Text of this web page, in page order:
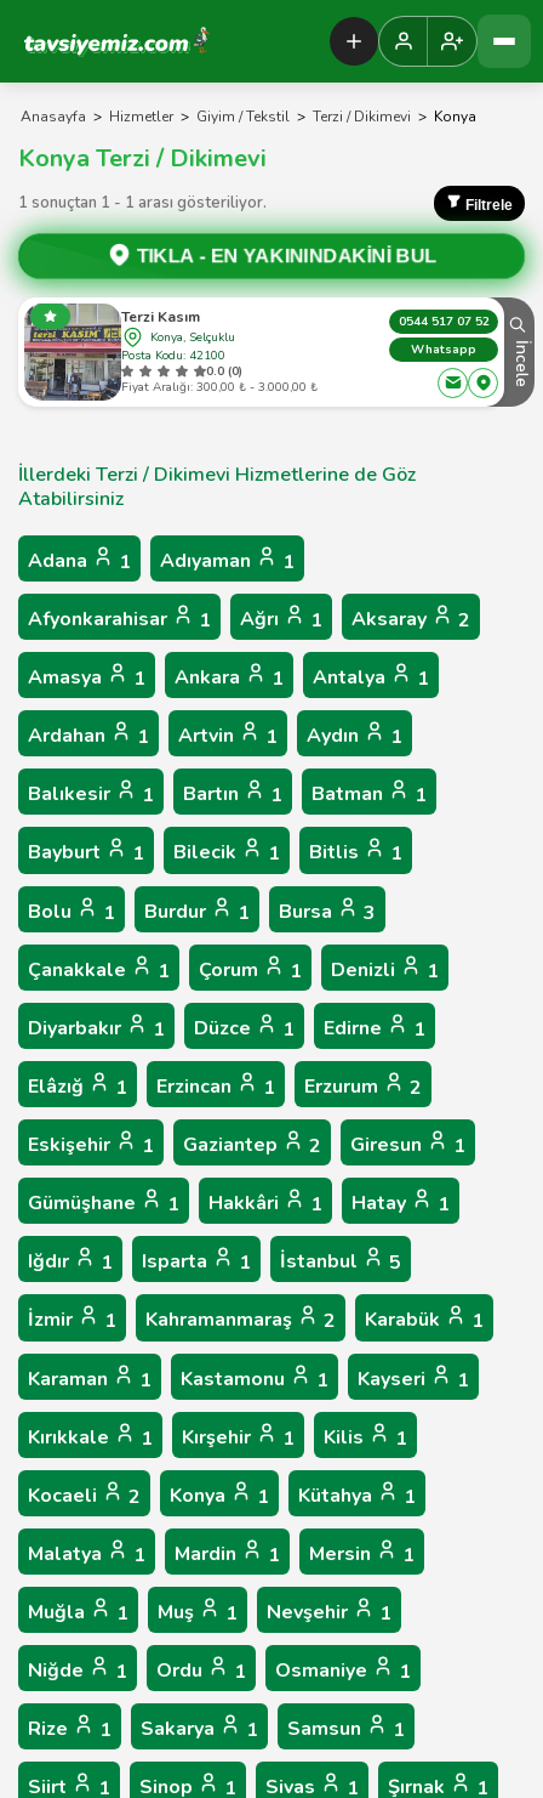
Tavsiyemiz Anasayfa
Anasayfa > Hizmetler > Giyim / Tekstil > Terzi / Dikimevi > Konya
Konya Terzi / Dikimevi
1 sonuçtan 1 - 1 arası gösteriliyor. Filtrele
TIKLA - EN YAKININDAKİNİ BUL
Terzi Kasım
Konya, Selçuklu
Posta Kodu: 42100
0.0 (0)
Fiyat Aralığı: 300,00 ₺ - 3.000,00 ₺
0544 517 07 52
Whatsapp
İncele
İllerdeki Terzi / Dikimevi Hizmetlerine de Göz
Atabilirsiniz
Adana 1 Adıyaman 1
Afyonkarahisar 1 Ağrı 1 Aksaray 2
Amasya 1 Ankara 1 Antalya 1
Ardahan 1 Artvin 1 Aydın 1
Balıkesir 1 Bartın 1 Batman 1
Bayburt 1 Bilecik 1 Bitlis 1
Bolu 1 Burdur 1 Bursa 3
Çanakkale 1 Çorum 1 Denizli 1
Diyarbakır 1 Düzce 1 Edirne 1
Elâzığ 1 Erzincan 1 Erzurum 2
Eskişehir 1 Gaziantep 2 Giresun 1
Gümüşhane 1 Hakkâri 1 Hatay 1
Iğdır 1 Isparta 1 İstanbul 5
İzmir 1 Kahramanmaraş 2 Karabük 1
Karaman 1 Kastamonu 1 Kayseri 1
Kırıkkale 1 Kırşehir 1 Kilis 1
Kocaeli 2 Konya 1 Kütahya 1
Malatya 1 Mardin 1 Mersin 1
Muğla 1 Muş 1 Nevşehir 1
Niğde 1 Ordu 1 Osmaniye 1
Rize 1 Sakarya 1 Samsun 1
Siirt 1 Sinop 1 Sivas 1 Şırnak 1